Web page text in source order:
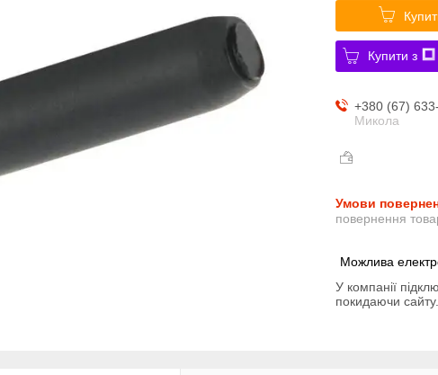
Купити з
+380 (67)
Микола
повернення
У компанії
покидаючи сайту.